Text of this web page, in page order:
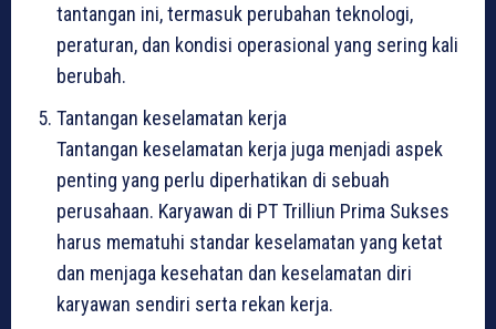
tantangan ini, termasuk perubahan teknologi,
peraturan, dan kondisi operasional yang sering kali
berubah.
Tantangan keselamatan kerja
Tantangan keselamatan kerja juga menjadi aspek
penting yang perlu diperhatikan di sebuah
perusahaan. Karyawan di PT Trilliun Prima Sukses
harus mematuhi standar keselamatan yang ketat
dan menjaga kesehatan dan keselamatan diri
karyawan sendiri serta rekan kerja.